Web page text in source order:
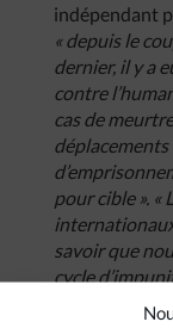
indépendant
« depuis le
dernier, il y a
contre
cas de
pour cible ». «
savoir que
cycle
tels crimes